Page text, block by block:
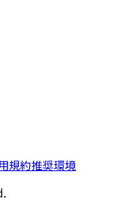
規約推奨環境